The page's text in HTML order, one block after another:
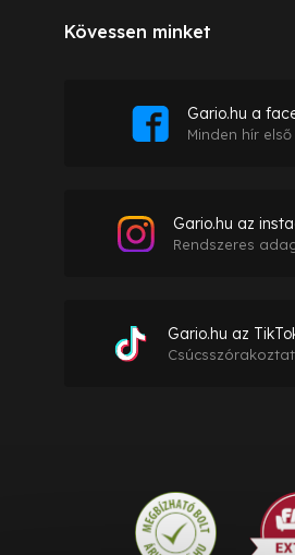
Kövessen minket
Gario.hu a
Minden hír
Gario.hu az
Rendszeres
Gario.hu az